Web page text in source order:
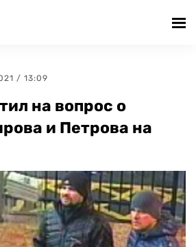
/ 13:09
на вопрос о
и Петрова на